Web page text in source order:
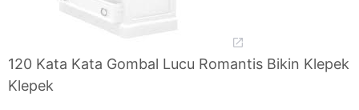
120 Kata Kata Gombal Lucu Romantis Bikin Klepek
Klepek